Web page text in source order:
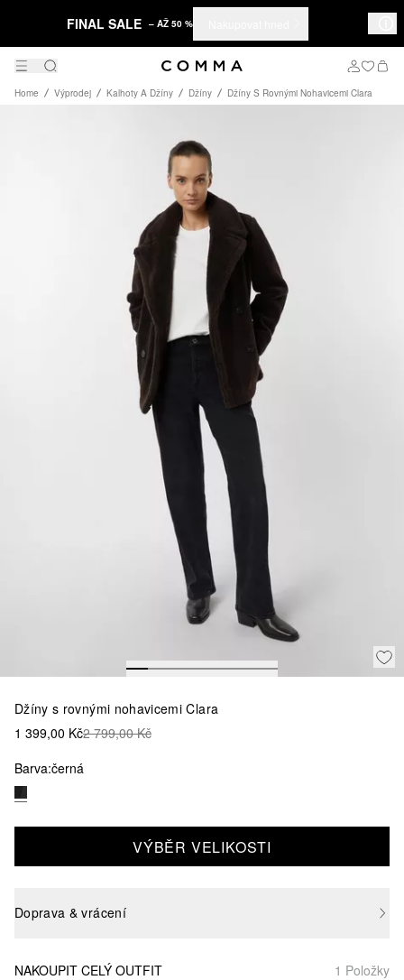
FINAL SALE – AŽ 50 %
Home Výprodej Kalhoty A Džíny Džíny Džíny S Rovnými Nohavicemi Clara
Džíny s rovnými nohavicemi Clara
1 399,00 Kč2 799,00 Kč
Barva:černá
VÝBĚR VELIKOSTI
Doprava & vrácení
NAKOUPIT CELÝ OUTFIT 1 Položky